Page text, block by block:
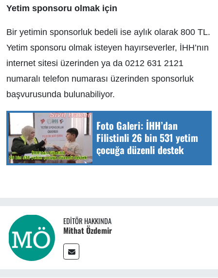
Yetim sponsoru olmak için
Bir yetimin sponsorluk bedeli ise aylık olarak 800 TL.
Yetim sponsoru olmak isteyen hayırseverler, İHH’nın
internet sitesi üzerinden ya da 0212 631 2121
numaralı telefon numarası üzerinden sponsorluk
başvurusunda bulunabiliyor.
Foto Galeri: İHH’dan
Filistinli 26 bin 531 yetim
çocuğa düzenli destek
EDITÖR HAKKINDA
Mithat Özdemir